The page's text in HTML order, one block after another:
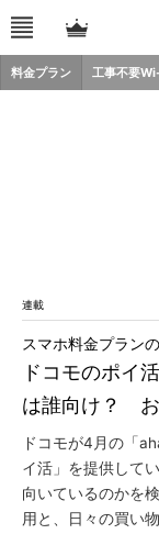
料金プラン 工事不要
連載
ドコモのポイ
は誰向け？ お
スマホ料金プラン
ドコモが4月の「
イ活」を提供して
向いているのかを
用と、日々の買い